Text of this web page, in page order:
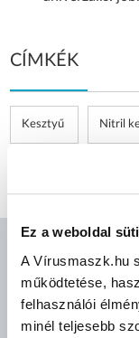
Ez a weboldal
A Vírusmaszk.hu
működtetése,
felhasználói
minél teljesebb
CÍMKÉK
Kesztyű Nitril
AJÁNLOTT